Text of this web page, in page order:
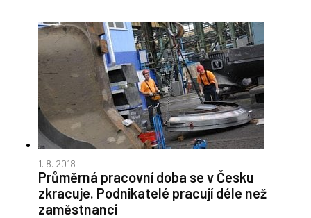
1. 8. 2018
Průměrná pracovní doba se v Česku
zkracuje. Podnikatelé pracují déle než
zaměstnanci